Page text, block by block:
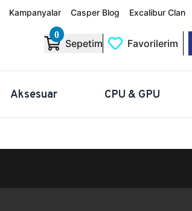
Kampanyalar Casper Blog Excalibur Clan
0
Sepetim Favorilerim
Aksesuar CPU & GPU